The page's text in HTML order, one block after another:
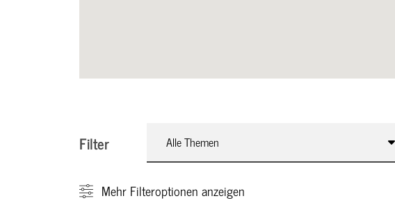
Filter Alle Themen
Mehr Filteroptionen anzeigen